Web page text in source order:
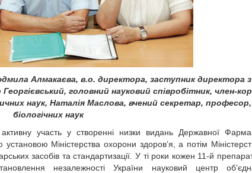
Алмакаєва, в.о. директора, заступник директора з
головний науковий співробітник, член-
наук, Наталія Маслова, вчений секретар,
біологічних наук
участь у створенні низки видань Державної
Міністерства охорони здоров’я, а потім
засобів та стандартизації. У ті роки кожен 11-й
незалежності України науковий центр